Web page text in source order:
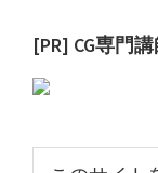
最
初
サ
[PR] CG専門